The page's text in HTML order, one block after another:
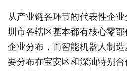
从产业链各环节的代表性企
圳市各辖区基本都有核心零
企业分布，而智能机器人制
要分布在宝安区和深汕特别